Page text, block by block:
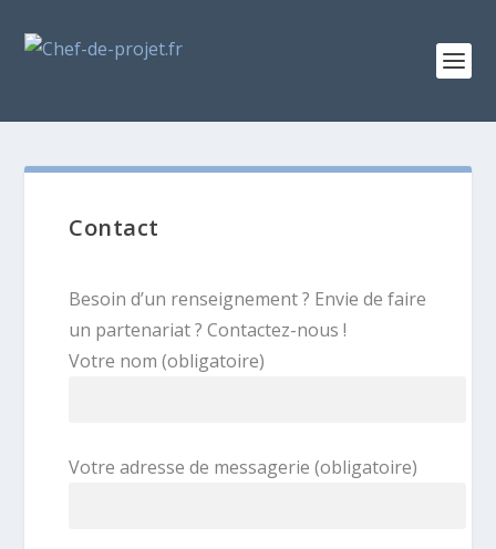
Contact
Besoin d’un renseignement ? Envie de faire
un partenariat ? Contactez-nous !
Votre nom (obligatoire)
Votre adresse de messagerie (obligatoire)